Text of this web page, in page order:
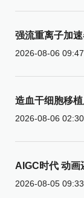
强流重离子加
2026-08-06 09:47
造血干细胞移
2026-08-06 02:30
AIGC时代 动画
2026-08-05 09:33